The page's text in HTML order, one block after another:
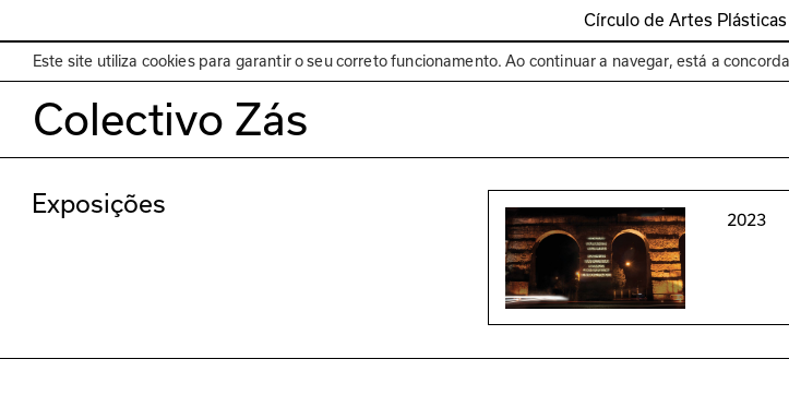
Círculo de Artes
EN Programa Espaços
Este site utiliza cookies para garantir o seu correto funcionamento. Ao continuar a navegar, está a
Colectivo Zás
Exposições
2023